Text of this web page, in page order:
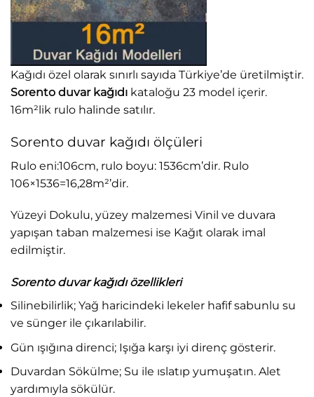
Kağıdı özel olarak sınırlı sayıda Türkiye’de üretilmiştir.
Sorento duvar kağıdı kataloğu 23 model içerir.
16m²lik rulo halinde satılır.
Sorento duvar kağıdı ölçüleri
Rulo eni:106cm, rulo boyu: 1536cm’dir. Rulo
106×1536=16,28m²’dir.
Yüzeyi Dokulu, yüzey malzemesi Vinil ve duvara
yapışan taban malzemesi ise Kağıt olarak imal
edilmiştir.
Sorento duvar kağıdı özellikleri
Silinebilirlik; Yağ haricindeki lekeler hafif sabunlu su
ve sünger ile çıkarılabilir.
Gün ışığına direnci; Işığa karşı iyi direnç gösterir.
Duvardan Sökülme; Su ile ıslatıp yumuşatın. Alet
yardımıyla sökülür.